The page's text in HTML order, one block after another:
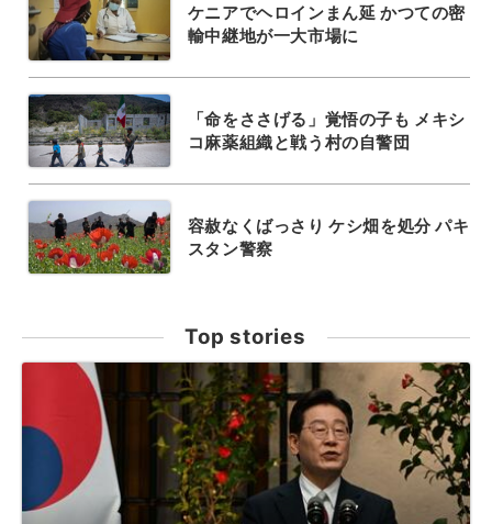
ケニアでヘロインまん延 かつての密
輸中継地が一大市場に
「命をささげる」覚悟の子も メキシ
コ麻薬組織と戦う村の自警団
容赦なくばっさり ケシ畑を処分 パキ
スタン警察
Top stories